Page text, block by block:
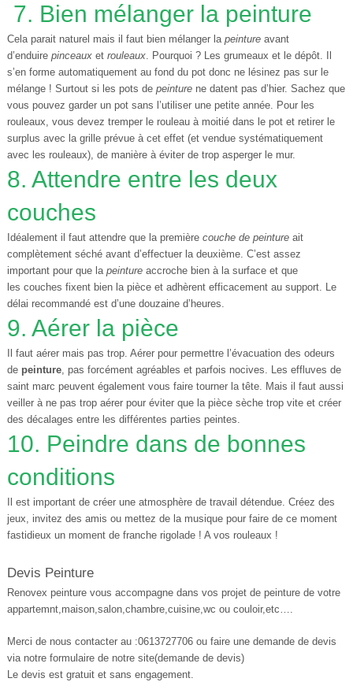
7. Bien mélanger la peinture
Cela parait naturel mais il faut bien mélanger la peinture avant
d’enduire pinceaux et rouleaux. Pourquoi ? Les grumeaux et le dépôt. Il
s’en forme automatiquement au fond du pot donc ne lésinez pas sur le
mélange ! Surtout si les pots de peinture ne datent pas d’hier. Sachez que
vous pouvez garder un pot sans l’utiliser une petite année. Pour les
rouleaux, vous devez tremper le rouleau à moitié dans le pot et retirer le
surplus avec la grille prévue à cet effet (et vendue systématiquement
avec les rouleaux), de manière à éviter de trop asperger le mur.
8. Attendre entre les deux
couches
Idéalement il faut attendre que la première couche de peinture ait
complètement séché avant d’effectuer la deuxième. C’est assez
important pour que la peinture accroche bien à la surface et que
les couches fixent bien la pièce et adhèrent efficacement au support. Le
délai recommandé est d’une douzaine d’heures.
9. Aérer la pièce
Il faut aérer mais pas trop. Aérer pour permettre l’évacuation des odeurs
de peinture, pas forcément agréables et parfois nocives. Les effluves de
saint marc peuvent également vous faire tourner la tête. Mais il faut aussi
veiller à ne pas trop aérer pour éviter que la pièce sèche trop vite et créer
des décalages entre les différentes parties peintes.
10. Peindre dans de bonnes
conditions
Il est important de créer une atmosphère de travail détendue. Créez des
jeux, invitez des amis ou mettez de la musique pour faire de ce moment
fastidieux un moment de franche rigolade ! A vos rouleaux !
Devis Peinture
Renovex peinture vous accompagne dans vos projet de peinture de votre
appartemnt,maison,salon,chambre,cuisine,wc ou couloir,etc….
Merci de nous contacter au :0613727706 ou faire une demande de devis
via notre formulaire de notre site(demande de devis)
Le devis est gratuit et sans engagement.